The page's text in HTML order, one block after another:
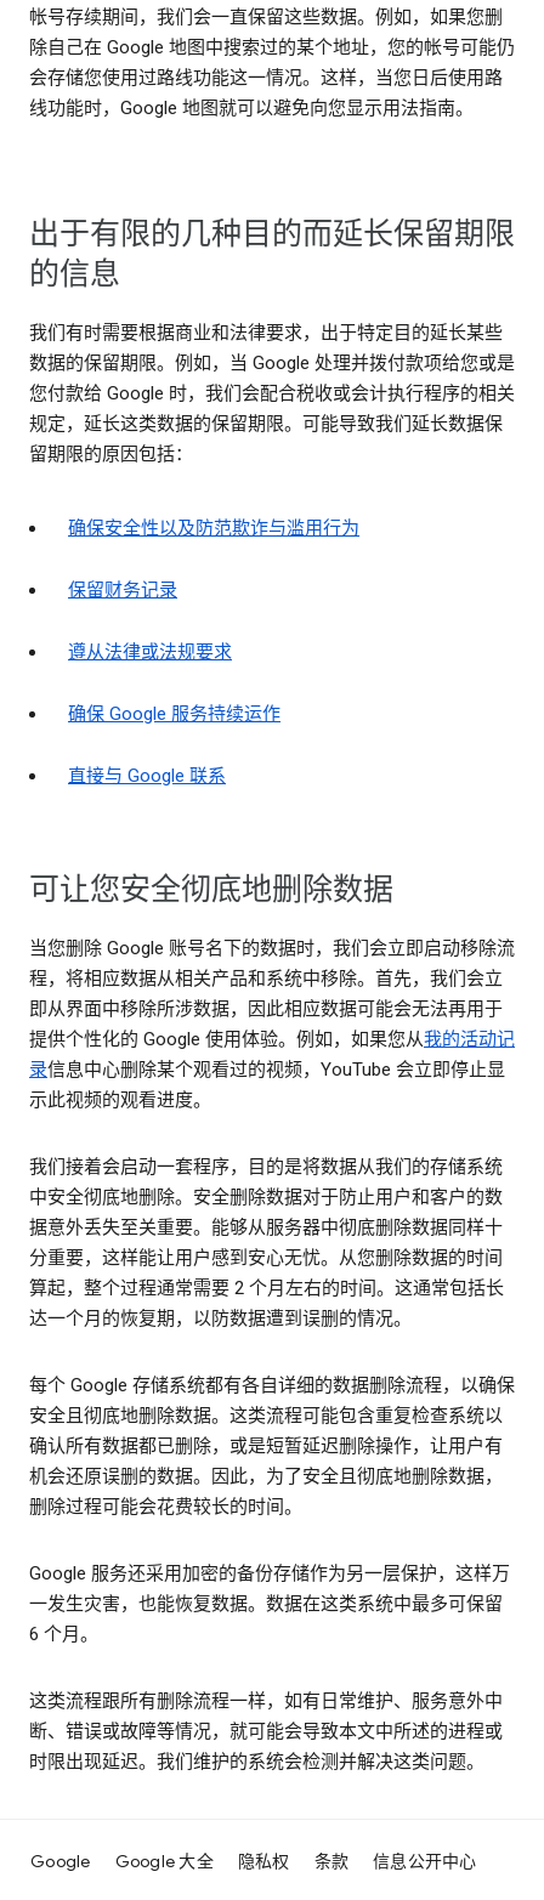
帐号存续期间，我们会一直保留这些数据。例如，如果您删
除自己在 Google 地图中搜索过的某个地址，您的帐号可能仍
会存储您使用过路线功能这一情况。这样，当您日后使用路
线功能时，Google 地图就可以避免向您显示用法指南。
出于有限的几种目的而延长保留期限
的信息
我们有时需要根据商业和法律要求，出于特定目的延长某些
数据的保留期限。例如，当 Google 处理并拨付款项给您或是
您付款给 Google 时，我们会配合税收或会计执行程序的相关
规定，延长这类数据的保留期限。可能导致我们延长数据保
留期限的原因包括：
确保安全性以及防范欺诈与滥用行为
保留财务记录
遵从法律或法规要求
确保 Google 服务持续运作
直接与 Google 联系
可让您安全彻底地删除数据
当您删除 Google 账号名下的数据时，我们会立即启动移除流
程，将相应数据从相关产品和系统中移除。首先，我们会立
即从界面中移除所涉数据，因此相应数据可能会无法再用于
提供个性化的 Google 使用体验。例如，如果您从我的活动记
录信息中心删除某个观看过的视频，YouTube 会立即停止显
示此视频的观看进度。
我们接着会启动一套程序，目的是将数据从我们的存储系统
中安全彻底地删除。安全删除数据对于防止用户和客户的数
据意外丢失至关重要。能够从服务器中彻底删除数据同样十
分重要，这样能让用户感到安心无忧。从您删除数据的时间
算起，整个过程通常需要 2 个月左右的时间。这通常包括长
达一个月的恢复期，以防数据遭到误删的情况。
每个 Google 存储系统都有各自详细的数据删除流程，以确保
安全且彻底地删除数据。这类流程可能包含重复检查系统以
确认所有数据都已删除，或是短暂延迟删除操作，让用户有
机会还原误删的数据。因此，为了安全且彻底地删除数据，
删除过程可能会花费较长的时间。
Google 服务还采用加密的备份存储作为另一层保护，这样万
一发生灾害，也能恢复数据。数据在这类系统中最多可保留
6 个月。
这类流程跟所有删除流程一样，如有日常维护、服务意外中
断、错误或故障等情况，就可能会导致本文中所述的进程或
时限出现延迟。我们维护的系统会检测并解决这类问题。
Google Google 大全 隐私权 条款 信息公开中心